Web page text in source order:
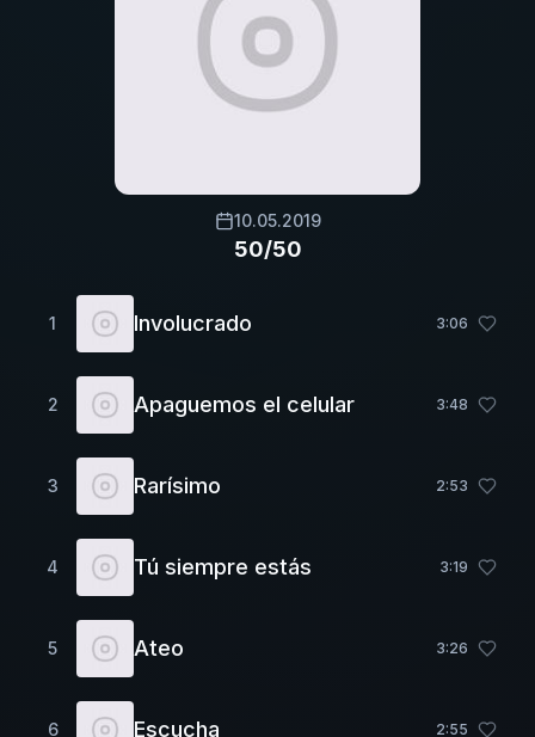
10.05.2019
50/50
1 Involucrado 3:06
2 Apaguemos el celular 3:48
3 Rarísimo 2:53
4 Tú siempre estás 3:19
5 Ateo 3:26
6 Escucha 2:55